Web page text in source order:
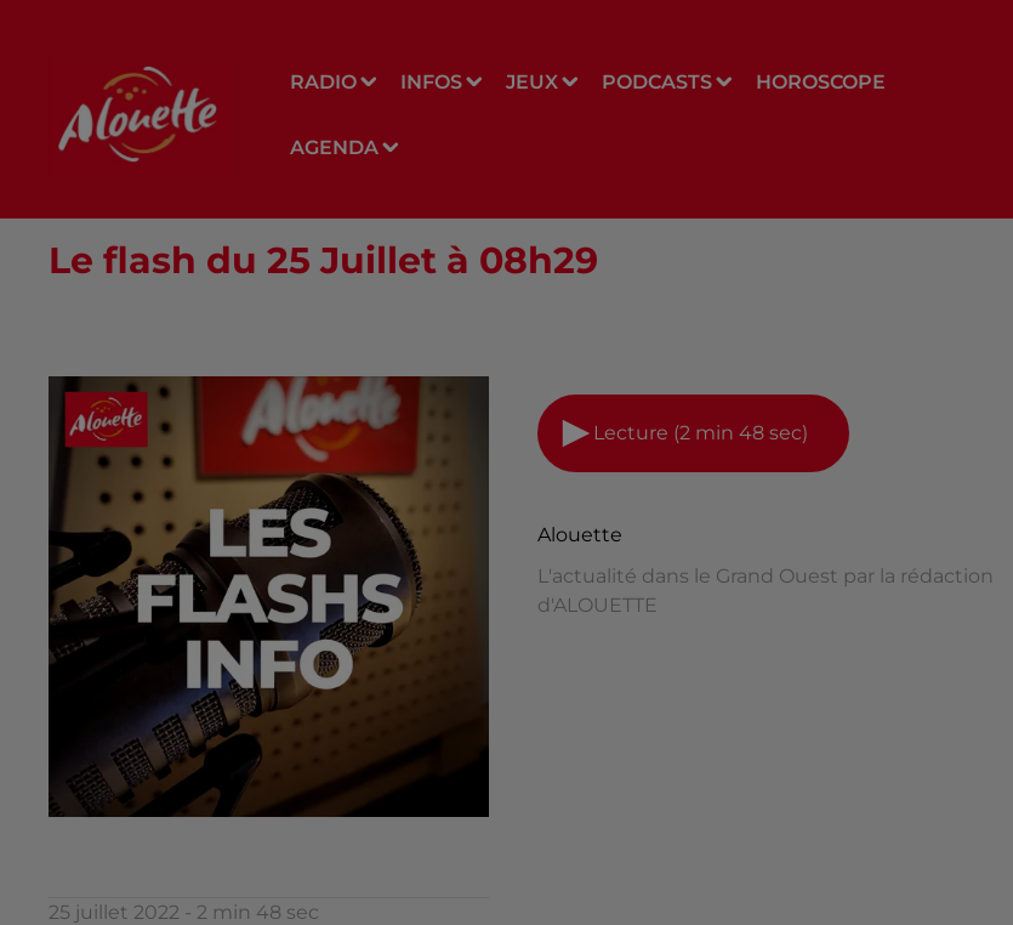
RADIO INFOS JEUX PODCASTS HOROSCOPE
AGENDA
Le flash du 25 Juillet à 08h29
Lecture (2 min 48 sec)
Alouette
L'actualité dans le Grand Ouest par la rédaction
d'ALOUETTE
25 juillet 2022 - 2 min 48 sec